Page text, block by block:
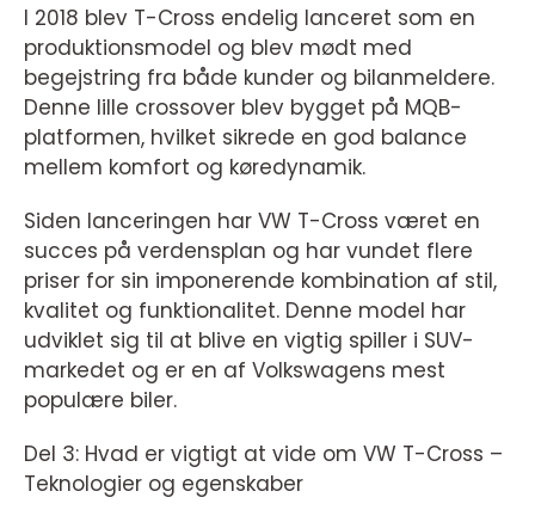
I 2018 blev T-Cross endelig lanceret som en
produktionsmodel og blev mødt med
begejstring fra både kunder og bilanmeldere.
Denne lille crossover blev bygget på MQB-
platformen, hvilket sikrede en god balance
mellem komfort og køredynamik.
Siden lanceringen har VW T-Cross været en
succes på verdensplan og har vundet flere
priser for sin imponerende kombination af stil,
kvalitet og funktionalitet. Denne model har
udviklet sig til at blive en vigtig spiller i SUV-
markedet og er en af Volkswagens mest
populære biler.
Del 3: Hvad er vigtigt at vide om VW T-Cross –
Teknologier og egenskaber